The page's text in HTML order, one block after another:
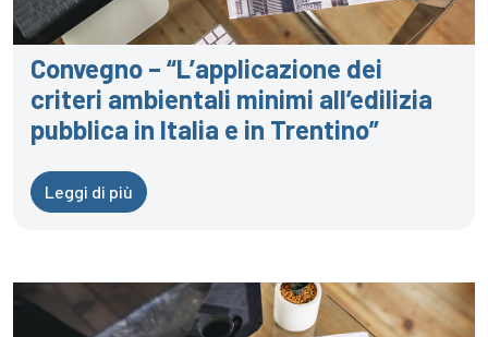
Convegno – “L’applicazione dei
criteri ambientali minimi all’edilizia
pubblica in Italia e in Trentino”
Leggi di più